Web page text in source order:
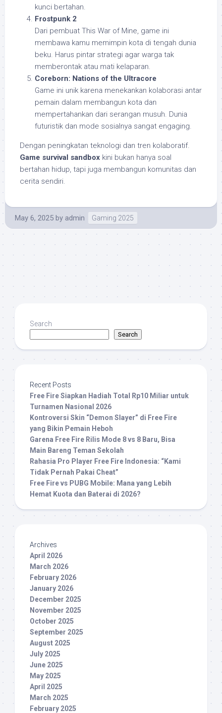
kunci bertahan.
Frostpunk 2
Dari pembuat This War of Mine, game ini
membawa kamu memimpin kota di tengah dunia
beku. Harus pintar strategi agar warga tak
memberontak atau mati kelaparan.
Coreborn: Nations of the Ultracore
Game ini unik karena menekankan kolaborasi antar
pemain dalam membangun kota dan
mempertahankan dari serangan musuh. Dunia
futuristik dan mode sosialnya sangat engaging.
Dengan peningkatan teknologi dan tren kolaboratif.
Game survival sandbox kini bukan hanya soal
bertahan hidup, tapi juga membangun komunitas dan
cerita sendiri.
May 6, 2025 by admin Gaming 2025
Search
Search
Recent Posts
Free Fire Siapkan Hadiah Total Rp10 Miliar untuk
Turnamen Nasional 2026
Kontroversi Skin “Demon Slayer” di Free Fire
yang Bikin Pemain Heboh
Garena Free Fire Rilis Mode 8 vs 8 Baru, Bisa
Main Bareng Teman Sekolah
Rahasia Pro Player Free Fire Indonesia: “Kami
Tidak Pernah Pakai Cheat”
Free Fire vs PUBG Mobile: Mana yang Lebih
Hemat Kuota dan Baterai di 2026?
Archives
April 2026
March 2026
February 2026
January 2026
December 2025
November 2025
October 2025
September 2025
August 2025
July 2025
June 2025
May 2025
April 2025
March 2025
February 2025